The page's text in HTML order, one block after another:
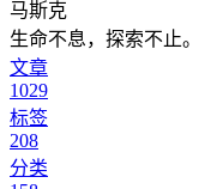
马斯克
生命不息，探索不止。
文章
1029
标签
208
分类